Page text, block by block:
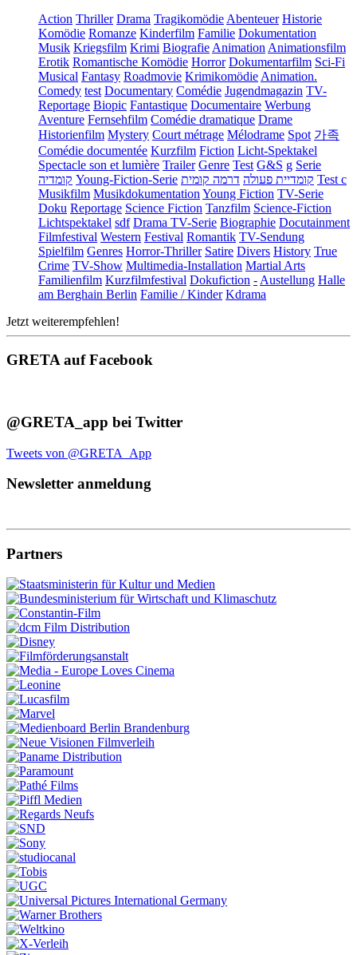
Action Thriller Drama Tragikomödie Abenteuer Historie
Komödie Romanze Kinderfilm Familie Dokumentation
Musik Kriegsfilm Krimi Biografie Animation Animationsfilm
Erotik Romantische Komödie Horror Dokumentarfilm Sci-Fi
Musical Fantasy Roadmovie Krimikomödie Animation.
Comedy test Documentary Comédie Jugendmagazin TV-
Reportage Biopic Fantastique Documentaire Werbung
Aventure Fernsehfilm Comédie dramatique Drame
Historienfilm Mystery Court métrage Mélodrame Spot 가족
Comédie documentée Kurzfilm Fiction Licht-Spektakel
Spectacle son et lumière Trailer Genre Test G&S g Serie
קומדיה Young-Fiction-Serie קומדיית פעולה דרמה קומית
Test c
Musikfilm Musikdokumentation Young Fiction TV-Serie
Doku Reportage Science Fiction Tanzfilm Science-Fiction
Lichtspektakel sdf Drama TV-Serie Biographie Docutainment
Filmfestival Western Festival Romantik TV-Sendung
Spielfilm Genres Horror-Thriller Satire Divers History True
Crime TV-Show Multimedia-Installation Martial Arts
Familienfilm Kurzfilmfestival Dokufiction - Austellung Halle
am Berghain Berlin Familie / Kinder Kdrama
Jetzt weiterempfehlen!
GRETA auf Facebook
@GRETA_app bei Twitter
Tweets von @GRETA_App
Newsletter anmeldung
Partners